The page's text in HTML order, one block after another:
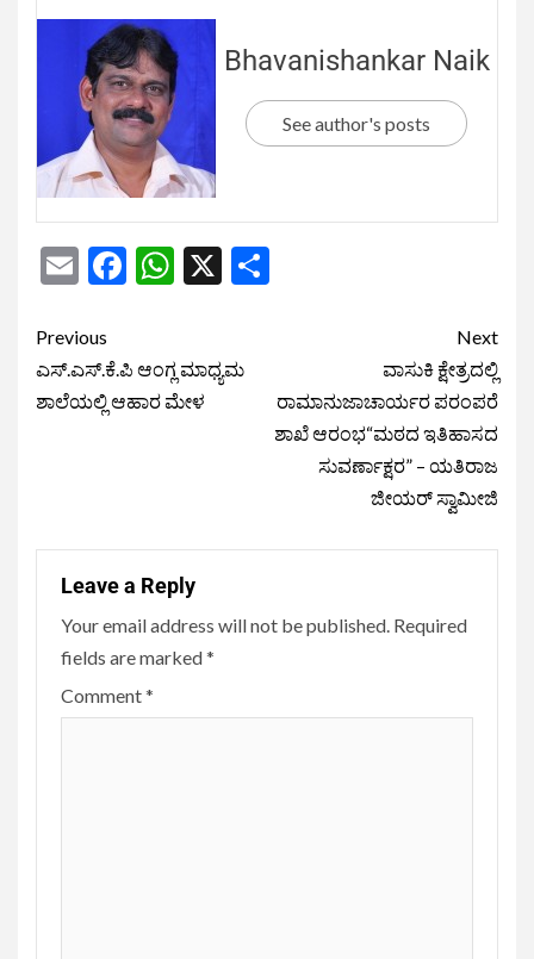
Bhavanishankar Naik
See author's posts
EmailFacebook
WhatsApp
X
Previous
ಎಸ್.ಎಸ್.ಕೆ.ಪಿ ಆಂಗ್ಲ ಮಾಧ್ಯಮ
ಶಾಲೆಯಲ್ಲಿ ಆಹಾರ ಮೇಳ
Next
ವಾಸುಕಿ ಕ್ಷೇತ್ರದಲ್ಲಿ
ರಾಮಾನುಜಾಚಾರ್ಯರ ಪರಂಪರೆ
ಶಾಖೆ ಆರಂಭ“ಮಠದ ಇತಿಹಾಸದ
ಸುವರ್ಣಾಕ್ಷರ” – ಯತಿರಾಜ
ಜೀಯರ್ ಸ್ವಾಮೀಜಿ
Leave a Reply
Your email address will not be published. Required
fields are marked*
Comment*